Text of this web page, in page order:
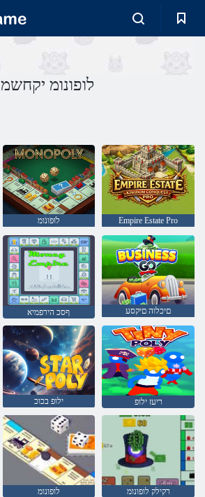
לופונומ יקחשמ
לֹוּפֹונֹומ Empire Estate Pro
ףסכ הירפמיא םיכלוה םיקסע
ילופ בכוכ ריעז ילופ
לופונומ רקילק לופונומ